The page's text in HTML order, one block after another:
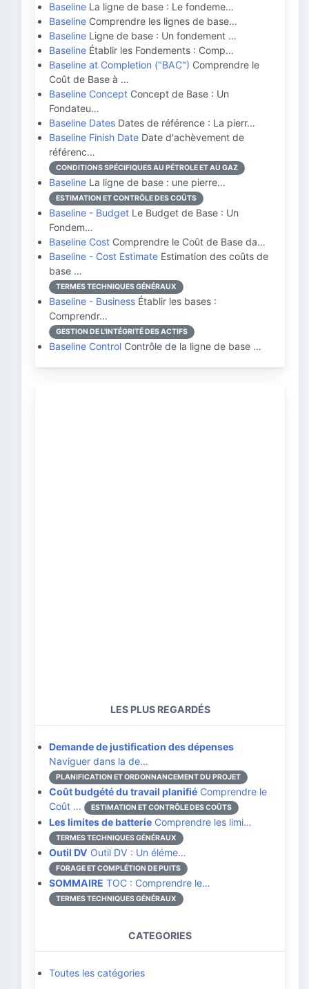
Baseline La ligne de base : Le fondeme…
Baseline Comprendre les lignes de base…
Baseline Ligne de base : Un fondement …
Baseline Établir les Fondements : Comp…
Baseline at Completion ("BAC") Comprendre le
Coût de Base à …
Baseline Concept Concept de Base : Un
Fondateu…
Baseline Dates Dates de référence : La pierr…
Baseline Finish Date Date d'achèvement de
référenc…
CONDITIONS SPÉCIFIQUES AU PÉTROLE ET AU GAZ
Baseline La ligne de base : une pierre…
ESTIMATION ET CONTRÔLE DES COÛTS
Baseline - Budget Le Budget de Base : Un
Fondem…
Baseline Cost Comprendre le Coût de Base da…
Baseline - Cost Estimate Estimation des coûts de
base …
TERMES TECHNIQUES GÉNÉRAUX
Baseline - Business Établir les bases :
Comprendr…
GESTION DE L'INTÉGRITÉ DES ACTIFS
Baseline Control Contrôle de la ligne de base …
LES PLUS REGARDÉS
Demande de justification des dépenses
Naviguer dans la de…
PLANIFICATION ET ORDONNANCEMENT DU PROJET
Coût budgété du travail planifié Comprendre le
Coût …
ESTIMATION ET CONTRÔLE DES COÛTS
Les limites de batterie Comprendre les limi…
TERMES TECHNIQUES GÉNÉRAUX
Outil DV Outil DV : Un éléme…
FORAGE ET COMPLÉTION DE PUITS
SOMMAIRE TOC : Comprendre le…
TERMES TECHNIQUES GÉNÉRAUX
CATEGORIES
Toutes les catégories